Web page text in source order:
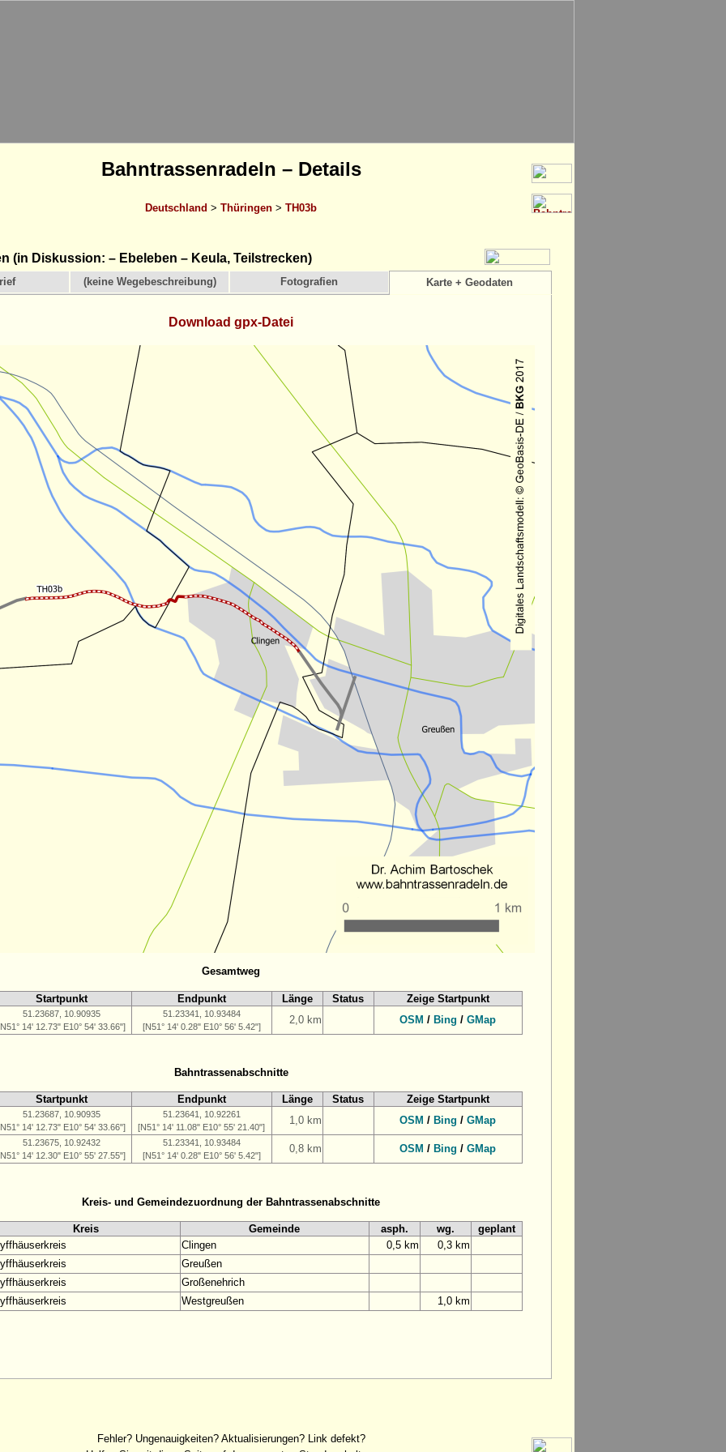
Bahntrassenradeln – Details
Deutschland > Thüringen > TH03b
(in Diskussion: – Ebeleben – Keula, Teilstrecken)
(keine Wegebeschreibung) Fotografien Karte + Geodaten
Download gpx-Datei
Gesamtweg
Startpunkt Endpunkt Länge Status
Zeige Startpunkt
51.23687, 10.90935
14' 12.73" E10° 54' 33.66"]
51.23341, 10.93484
[N51° 14' 0.28" E10° 56' 5.42"]
2,0 km OSM / Bing / GMap
Bahntrassenabschnitte
Startpunkt Endpunkt Länge Status
Zeige Startpunkt
51.23687, 10.90935
14' 12.73" E10° 54' 33.66"]
51.23641, 10.92261
[N51° 14' 11.08" E10° 55' 21.40"]
1,0 km OSM / Bing / GMap
51.23675, 10.92432
14' 12.30" E10° 55' 27.55"]
51.23341, 10.93484
[N51° 14' 0.28" E10° 56' 5.42"]
0,8 km OSM / Bing / GMap
Kreis- und Gemeindezuordnung der Bahntrassenabschnitte
Kreis Gemeinde asph. wg.
geplant
Clingen 0,5 km
0,3 km
Greußen
Großenehrich
Westgreußen 1,0 km
Fehler? Ungenauigkeiten? Aktualisierungen? Link defekt?